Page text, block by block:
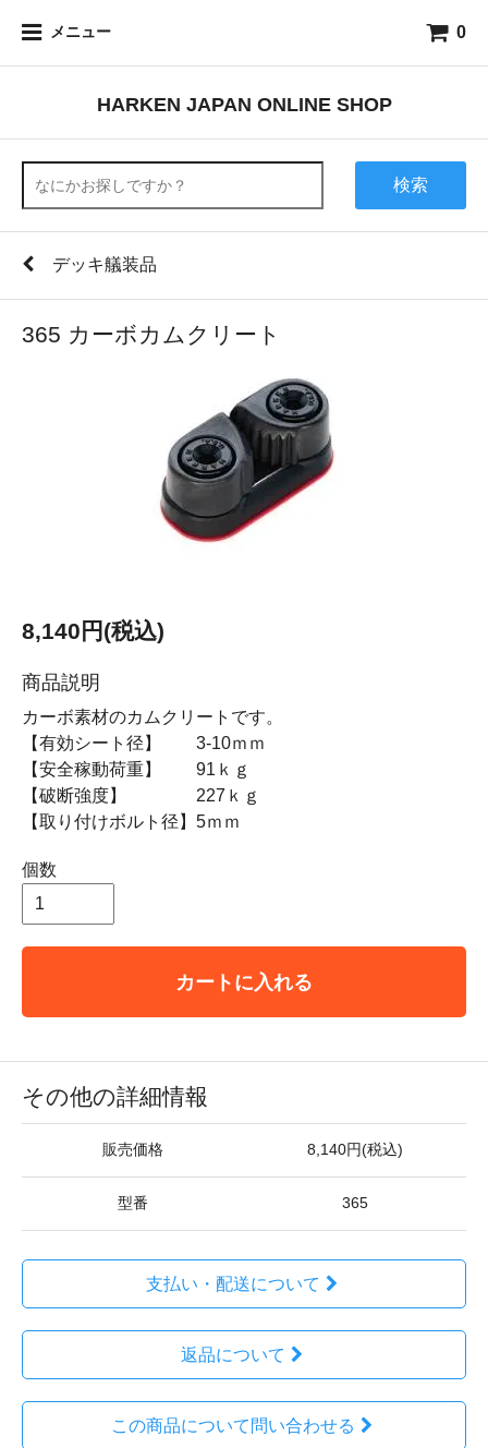
メニュー 0
HARKEN JAPAN ONLINE SHOP
検索
デッキ艤装品
365 カーボカムクリート
8,140円(税込)
商品説明
カーボ素材のカムクリートです。
【有効シート径】 3-10ｍｍ
【安全稼動荷重】 91ｋｇ
【破断強度】 227ｋｇ
【取り付けボルト径】5ｍｍ
個数
カートに入れる
その他の詳細情報
販売価格 8,140円(税込)
型番 365
支払い・配送について
返品について
この商品について問い合わせる